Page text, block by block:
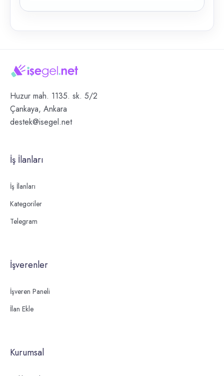
Huzur mah. 1135. sk. 5/2
Çankaya, Ankara
destek@isegel.net
İş İlanları
İş İlanları
Kategoriler
Telegram
İşverenler
İşveren Paneli
İlan Ekle
Kurumsal